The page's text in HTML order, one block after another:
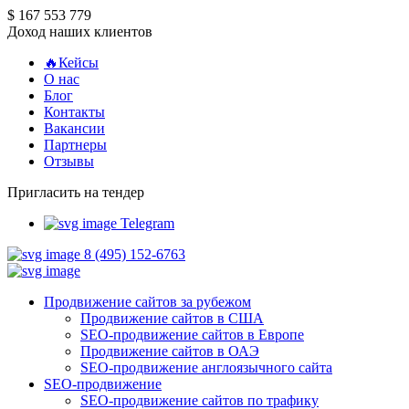
$ 167 553 779
Доход наших клиентов
🔥Кейсы
О нас
Блог
Контакты
Вакансии
Партнеры
Отзывы
Пригласить на тендер
Telegram
8 (495) 152-6763
Продвижение сайтов за рубежом
Продвижение сайтов в США
SEO-продвижение сайтов в Европе
Продвижение сайтов в ОАЭ
SEO-продвижение англоязычного сайта
SEO-продвижение
SEO-продвижение сайтов по трафику